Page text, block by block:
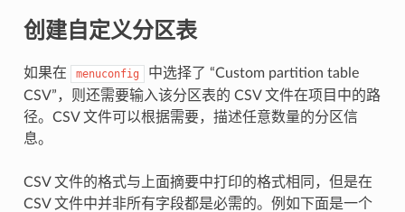
创建自定义分区表
如果在 menuconfig
中选择了 “Custom partition table
CSV”，则还需要输入该分区表的 CSV 文件在项目中的路
径。CSV 文件可以根据需要，描述任意数量的分区信
息。
CSV 文件的格式与上面摘要中打印的格式相同，但是在
CSV 文件中并非所有字段都是必需的。例如下面是一个